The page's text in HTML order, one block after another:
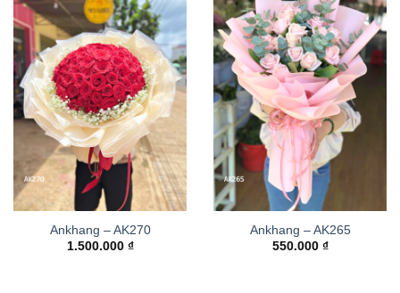
Ankhang – AK270
1.500.000 ₫
Ankhang – AK265
550.000 ₫